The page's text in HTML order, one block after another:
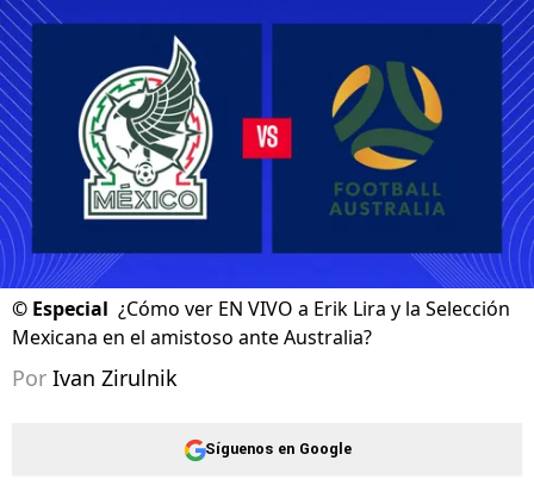
© Especial ¿Cómo ver EN VIVO a Erik Lira y la Selección
Mexicana en el amistoso ante Australia?
Por Ivan Zirulnik
Síguenos en Google